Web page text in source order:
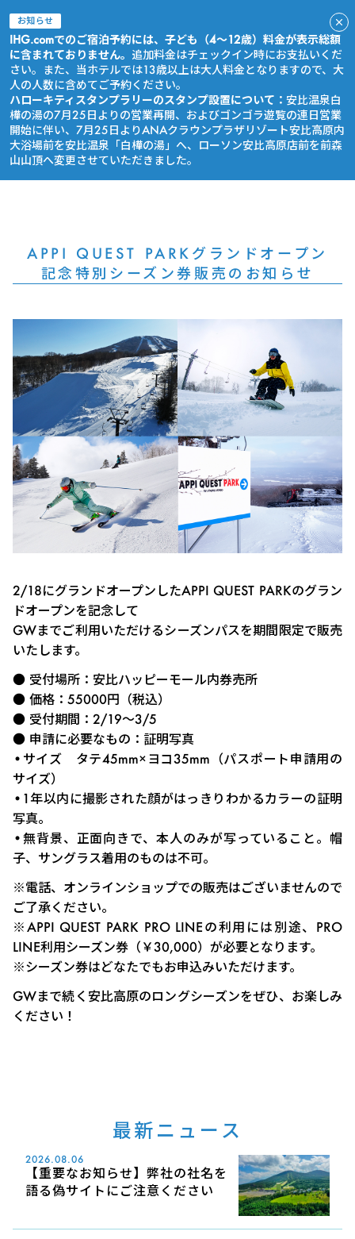
お知らせ
IHG.comでのご宿泊予約には、子ども（4～12歳）料金が表示総額
に含まれておりません。 追加料金はチェックイン時にお支払いくだ
さい。また、当ホテルでは13歳以上は大人料金となりますので、大
人の人数に含めてご予約ください。
ハローキティスタンプラリーのスタンプ設置について： 安比温泉白
樺の湯の7月25日よりの営業再開、およびゴンゴラ遊覧の連日営業
開始に伴い、7月25日よりANAクラウンプラザリゾート安比高原内
大浴場前を安比温泉「白樺の湯」へ、ローソン安比高原店前を前森
山山頂へ変更させていただきました。
APPI QUEST PARKグランドオープン
記念特別シーズン券販売のお知らせ
2/18にグランドオープンしたAPPI QUEST PARKのグラン
ドオープンを記念して
GWまでご利用いただけるシーズンパスを期間限定で販売
いたします。
● 受付場所：安比ハッピーモール内券売所
● 価格：55000円（税込）
● 受付期間：2/19～3/5
● 申請に必要なもの：証明写真
•サイズ タテ45mm×ヨコ35mm（パスポート申請用の
サイズ）
•1年以内に撮影された顔がはっきりわかるカラーの証明
写真。
•無背景、正面向きで、本人のみが写っていること。帽
子、サングラス着用のものは不可。
※電話、オンラインショップでの販売はございませんので
ご了承ください。
※APPI QUEST PARK PRO LINEの利用には別途、PRO
LINE利用シーズン券（￥30,000）が必要となります。
※シーズン券はどなたでもお申込みいただけます。
GWまで続く安比高原のロングシーズンをぜひ、お楽しみ
ください！
最新ニュース
2026.08.06
【重要なお知らせ】弊社の社名を
語る偽サイトにご注意ください